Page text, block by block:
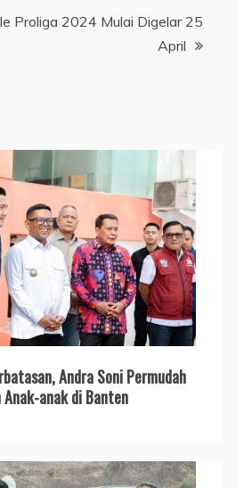
Proliga 2024 Mulai Digelar 25
April
Andra Soni Permudah
anak di Banten